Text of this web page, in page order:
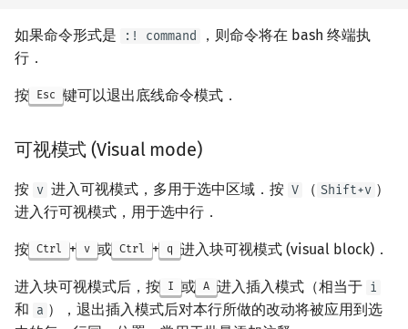
如果命令形式是 :! command
，则命令将在 bash 终端执
行．
按 Esc 键可以退出底线命令模式．
可视模式 (Visual mode)
按 v 进入可视模式，多用于选中区域．按 V （ Shift+v ）
进入行可视模式，用于选中行．
按 Ctrl + v 或 Ctrl + q 进入块可视模式 (visual block)．
进入块可视模式后，按 I 或 A 进入插入模式（相当于 i
和 a ），退出插入模式后对本行所做的改动将被应用到选